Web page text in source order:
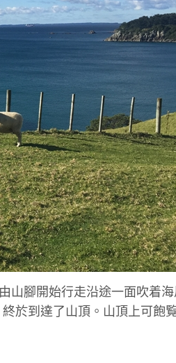
山腳開始行走沿途一面吹着
於到達了山頂。山頂上可飽